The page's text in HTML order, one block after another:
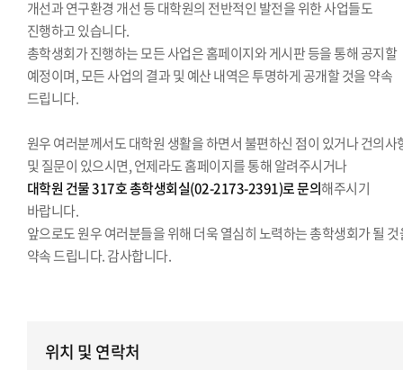
개선과 연구환경 개선 등 대학원의 전반적인 발전을 위한 사업들도
진행하고 있습니다.
총학생회가 진행하는 모든 사업은 홈페이지와 게시판 등을 통해 공지할
예정이며, 모든 사업의 결과 및 예산 내역은 투명하게 공개할 것을 약속
드립니다.
원우 여러분께서도 대학원 생활을 하면서 불편하신 점이 있거나 건의사
및 질문이 있으시면, 언제라도 홈페이지를 통해 알려주시거나
대학원 건물 317호 총학생회실(02-2173-2391)로 문의해주시기
바랍니다.
앞으로도 원우 여러분들을 위해 더욱 열심히 노력하는 총학생회가 될
약속 드립니다. 감사합니다.
위치 및 연락처